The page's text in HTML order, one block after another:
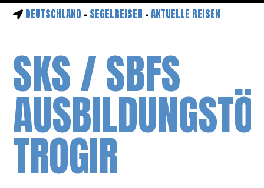
DEUTSCHLAND - SEGELREISEN -AKTUELLE REISEN
SKS / SBFS
TROGIR